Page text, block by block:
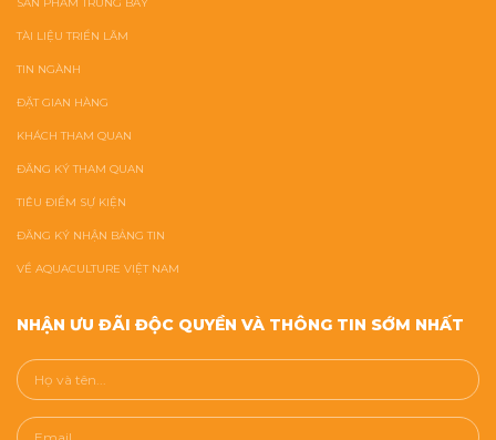
TÀI LIỆU TRIỂN LÃM
TIN NGÀNH
ĐẶT GIAN HÀNG
KHÁCH THAM QUAN
ĐĂNG KÝ THAM QUAN
TIÊU ĐIỂM SỰ KIỆN
ĐĂNG KÝ NHẬN BẢNG TIN
VỀ AQUACULTURE VIỆT NAM
NHẬN ƯU ĐÃI ĐỘC QUYỀN VÀ THÔNG TIN SỚM NHẤT